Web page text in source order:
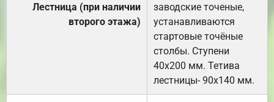
Лестница (при наличии
второго этажа)
заводские точеные,
устанавливаются
стартовые точёные
столбы. Ступени
40х200 мм. Тетива
лестницы- 90х140 мм.